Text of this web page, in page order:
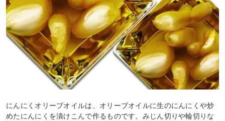
にんにくオリーブオイルは、オリーブオイルに生のにんにくや炒
めたにんにくを漬けこんで作るものです。みじん切りや輪切りな